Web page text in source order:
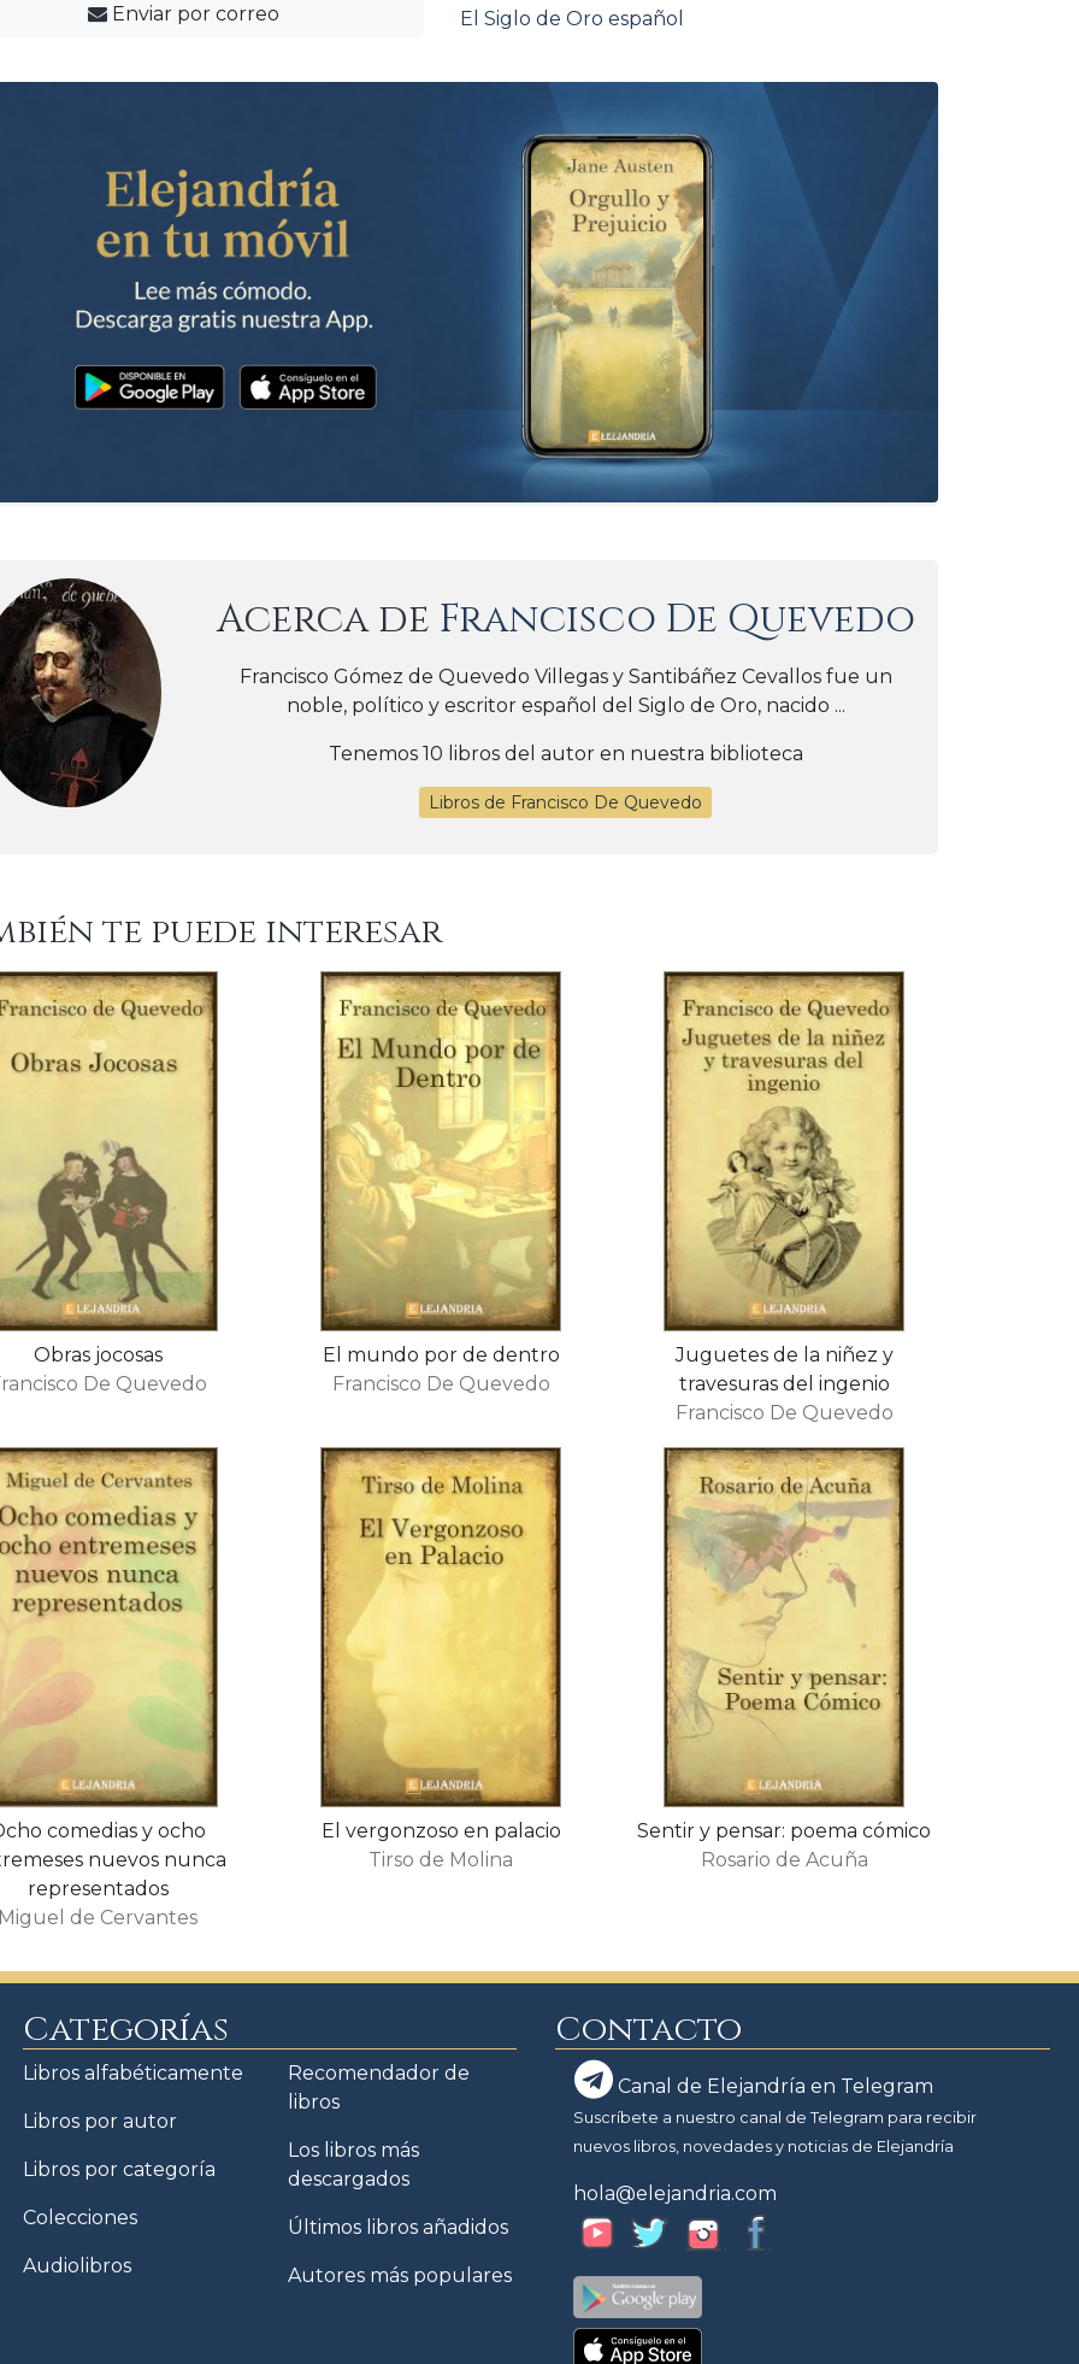
Enviar por correo
El Siglo de Oro español
Acerca de Francisco De Quevedo
Francisco Gómez de Quevedo Villegas y Santibáñez Cevallos fue un
noble, político y escritor español del Siglo de Oro, nacido ...
Tenemos 10 libros del autor en nuestra biblioteca
Libros de Francisco De Quevedo
te puede interesar
Obras jocosas
De Quevedo
El mundo por de dentro
Francisco De Quevedo
Juguetes de la niñez y
travesuras del ingenio
Francisco De Quevedo
comedias y ocho
nuevos nunca
representados
de Cervantes
El vergonzoso en palacio
Tirso de Molina
Sentir y pensar: poema cómico
Rosario de Acuña
Categorías
Libros alfabéticamente
Libros por autor
Libros por categoría
Colecciones
Audiolibros
Recomendador de
libros
Los libros más
descargados
Últimos libros añadidos
Autores más populares
Contacto
Canal de Elejandría en Telegram
Suscríbete a nuestro canal de Telegram para recibir
nuevos libros, novedades y noticias de Elejandría
hola@elejandria.com